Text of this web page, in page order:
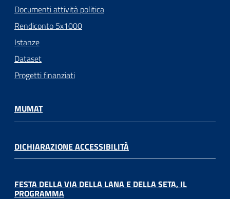
Documenti attività politica
Rendiconto 5x1000
Istanze
Dataset
Progetti finanziati
MUMAT
DICHIARAZIONE ACCESSIBILITÀ
FESTA DELLA VIA DELLA LANA E DELLA SETA, IL
PROGRAMMA